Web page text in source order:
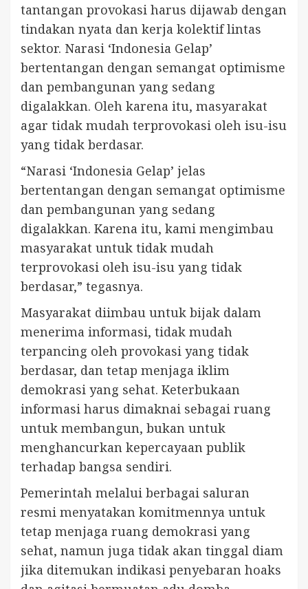
tantangan provokasi harus dijawab dengan
tindakan nyata dan kerja kolektif lintas
sektor. Narasi ‘Indonesia Gelap’
bertentangan dengan semangat optimisme
dan pembangunan yang sedang
digalakkan. Oleh karena itu, masyarakat
agar tidak mudah terprovokasi oleh isu-isu
yang tidak berdasar.
“Narasi ‘Indonesia Gelap’ jelas
bertentangan dengan semangat optimisme
dan pembangunan yang sedang
digalakkan. Karena itu, kami mengimbau
masyarakat untuk tidak mudah
terprovokasi oleh isu-isu yang tidak
berdasar,” tegasnya.
Masyarakat diimbau untuk bijak dalam
menerima informasi, tidak mudah
terpancing oleh provokasi yang tidak
berdasar, dan tetap menjaga iklim
demokrasi yang sehat. Keterbukaan
informasi harus dimaknai sebagai ruang
untuk membangun, bukan untuk
menghancurkan kepercayaan publik
terhadap bangsa sendiri.
Pemerintah melalui berbagai saluran
resmi menyatakan komitmennya untuk
tetap menjaga ruang demokrasi yang
sehat, namun juga tidak akan tinggal diam
jika ditemukan indikasi penyebaran hoaks